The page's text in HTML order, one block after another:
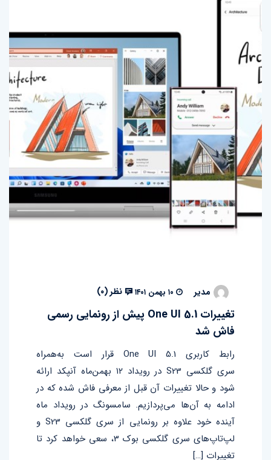
مدیر نظر (۰)
تغییرات One UI 5.1 پیش از رونمایی رسمی
فاش شد
رابط کاربری One UI 5.1 قرار است به‌همراه
سری گلکسی S23 در رویداد ۱۲ بهمن‌ماه آنپکد ارائه
شود و حالا تغییرات آن قبل از معرفی فاش شده که در
ادامه به آن‌ها می‌پردازیم. سامسونگ در رویداد ماه
آینده خود علاوه بر رونمایی از سری گلکسی S23 و
لپ‌تاپ‌های سری گلکسی بوک 3، سعی خواهد کرد تا
تغییرات […]